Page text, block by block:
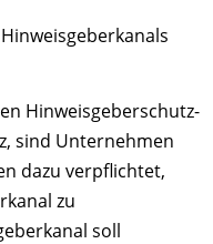
Hinweisgeberschutz-
sind Unternehmen
dazu verpflichtet,
zu
soll